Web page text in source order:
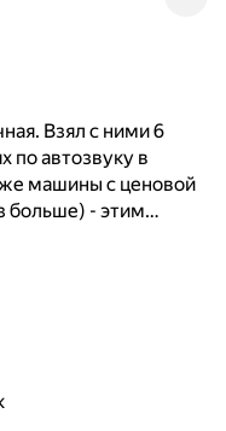
Взял с ними 6
по автозвуку в
машины с ценовой
больше) - этим…